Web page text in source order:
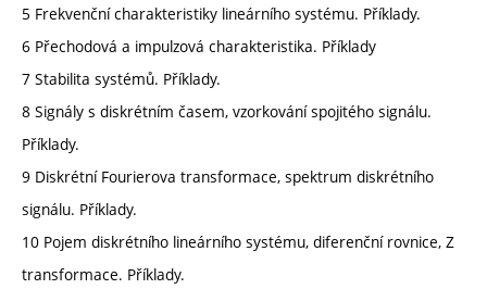
5 Frekvenční charakteristiky lineárního systému. Příklady.
6 Přechodová a impulzová charakteristika. Příklady
7 Stabilita systémů. Příklady.
8 Signály s diskrétním časem, vzorkování spojitého signálu.
Příklady.
9 Diskrétní Fourierova transformace, spektrum diskrétního
signálu. Příklady.
10 Pojem diskrétního lineárního systému, diferenční rovnice, Z
transformace. Příklady.